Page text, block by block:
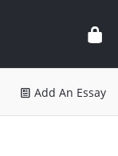
Add An Essay